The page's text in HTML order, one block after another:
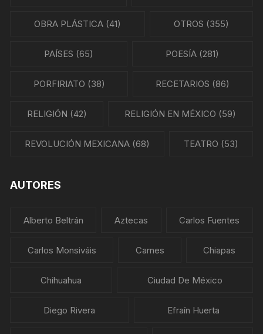
OBRA PLÁSTICA (41) OTROS (355)
PAÍSES (65) POESÍA (281)
PORFIRIATO (38) RECETARIOS (86)
RELIGIÓN (42) RELIGIÓN EN MÉXICO (59)
REVOLUCIÓN MEXICANA (68) TEATRO (53)
AUTORES
Alberto Beltrán Aztecas Carlos Fuentes
Carlos Monsiváis Carnes Chiapas
Chihuahua Ciudad De México
Diego Rivera Efraín Huerta